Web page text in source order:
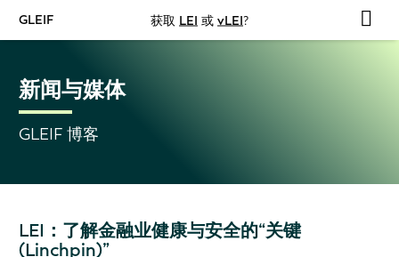
GLEIF 获取 LEI 或 vLEI?
新闻与媒体
GLEIF 博客
LEI：了解金融业健康与安全的“关键
(Linchpin)”